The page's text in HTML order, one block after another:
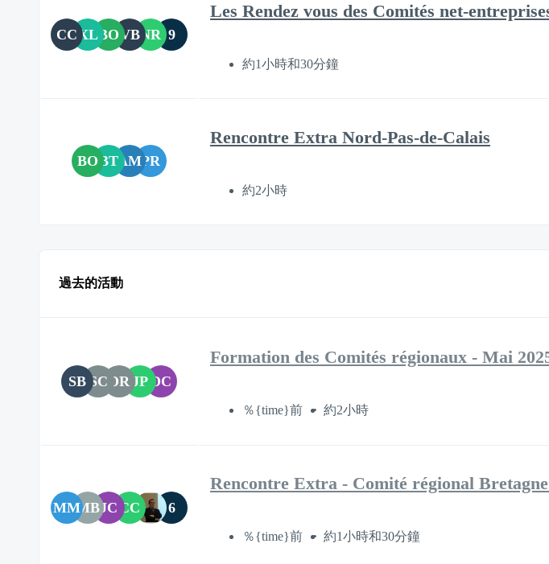
CC XL BO VB NR 9
Les Rendez vous des Comités net-
約1小時和30分鐘
BO BTAMPR
Rencontre Extra Nord-Pas-de-Calais
約2小時
過去的活動
SB SC DR JP DC
Formation des Comités régionaux - Mai
％{time}前 約2小時
MMMBJC CC 6
Rencontre Extra - Comité régional
％{time}前 約1小時和30分鐘